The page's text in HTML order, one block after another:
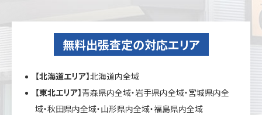
無料出張査定の対応エリア
【北海道エリア】北海道内全域
【東北エリア】青森県内全域・岩手県内全域・宮城県内全
域・秋田県内全域・山形県内全域・福島県内全域